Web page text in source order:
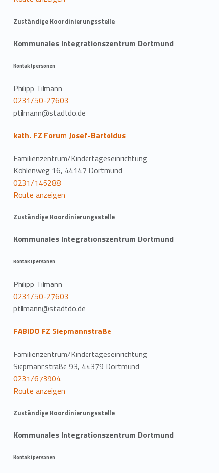
Zuständige Koordinierungsstelle
Kommunales Integrationszentrum Dortmund
Kontaktpersonen
Philipp Tilmann
0231/50-27603
ptilmann@stadtdo.de
kath. FZ Forum Josef-Bartoldus
Familienzentrum/Kindertageseinrichtung
Kohlenweg 16, 44147 Dortmund
0231/146288
Route anzeigen
Zuständige Koordinierungsstelle
Kommunales Integrationszentrum Dortmund
Kontaktpersonen
Philipp Tilmann
0231/50-27603
ptilmann@stadtdo.de
FABIDO FZ Siepmannstraße
Familienzentrum/Kindertageseinrichtung
Siepmannstraße 93, 44379 Dortmund
0231/673904
Route anzeigen
Zuständige Koordinierungsstelle
Kommunales Integrationszentrum Dortmund
Kontaktpersonen